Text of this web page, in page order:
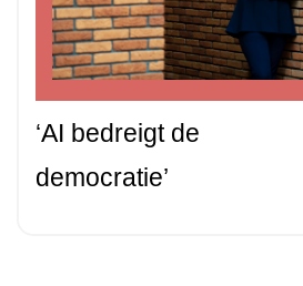
‘AI bedreigt de
democratie’